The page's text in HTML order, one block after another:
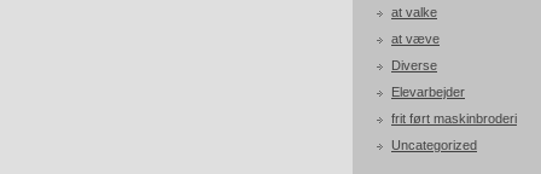
at valke
at væve
Diverse
Elevarbejder
frit ført maskinbroderi
Uncategorized